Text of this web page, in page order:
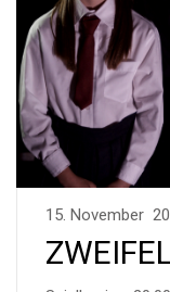
15. November